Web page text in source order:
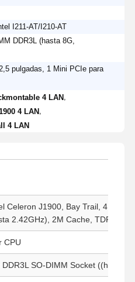
I211-AT/I210-AT
DDR3L (hasta 8G,
pulgadas, 1 Mini PCIe para
4 LAN
4 LAN
4 LAN
Celeron J1900, Bay Trail, 4
2.42GHz), 2M Cache, TDP
CPU
DDR3L SO-DIMM Socket ((hasta